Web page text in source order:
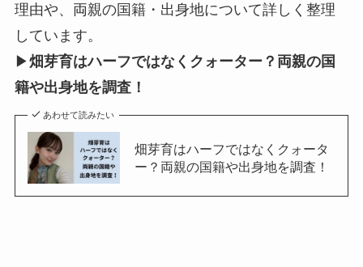
理由や、両親の国籍・出身地について詳しく整理
しています。
▶畑芽育はハーフではなくクォーター？両親の国
籍や出身地を調査！
あわせて読みたい
畑芽育はハーフではなくクォータ
ー？両親の国籍や出身地を調査！